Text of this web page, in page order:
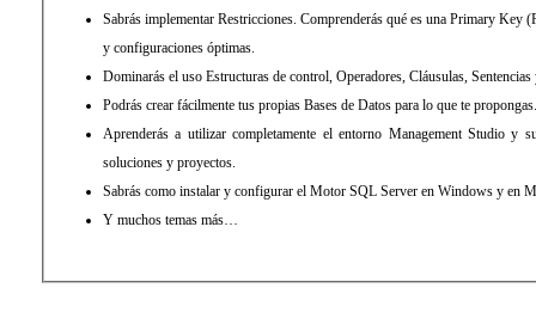
Sabrás implementar Restricciones. Comprenderás qué es una Primary
y configuraciones óptimas.
Dominarás el uso Estructuras de control, Operadores, Cláusulas,
Podrás crear fácilmente tus propias Bases de Datos para lo que te propongas.
Aprenderás a utilizar completamente el entorno Management Studio y
soluciones y proyectos.
Sabrás como instalar y configurar el Motor SQL Server en Windows y en
Y muchos temas más…